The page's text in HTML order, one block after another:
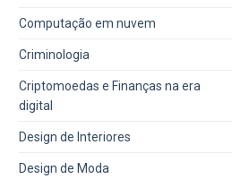
Computação em nuvem
Criminologia
Criptomoedas e Finanças na era
digital
Design de Interiores
Design de Moda